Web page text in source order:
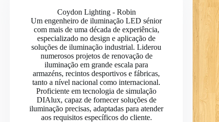
Coydon Lighting - Robin
Um engenheiro de iluminação LED sénior
com mais de uma década de experiência,
especializado no design e aplicação de
soluções de iluminação industrial. Liderou
numerosos projetos de renovação de
iluminação em grande escala para
armazéns, recintos desportivos e fábricas,
tanto a nível nacional como internacional.
Proficiente em tecnologia de simulação
DIAlux, capaz de fornecer soluções de
iluminação precisas, adaptadas para atender
aos requisitos específicos do cliente.